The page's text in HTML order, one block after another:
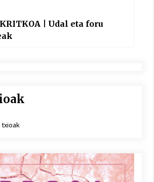
KRITKOA | Udal eta foru
txioak